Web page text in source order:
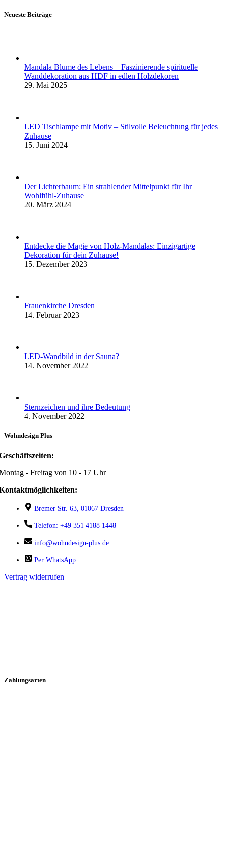
Neueste Beiträge
Mandala Blume des Lebens – Faszinierende spirituelle
Wanddekoration aus HDF in edlen Holzdekoren
29. Mai 2025
LED Tischlampe mit Motiv – Stilvolle Beleuchtung für jedes
Zuhause
15. Juni 2024
Der Lichterbaum: Ein strahlender Mittelpunkt für Ihr
Wohlfühl-Zuhause
20. März 2024
Entdecke die Magie von Holz-Mandalas: Einzigartige
Dekoration für dein Zuhause!
15. Dezember 2023
Frauenkirche Dresden
14. Februar 2023
LED-Wandbild in der Sauna?
14. November 2022
Sternzeichen und ihre Bedeutung
4. November 2022
Wohndesign Plus
- Freitag von 10 - 17 Uhr
Bremer Str. 63, 01067 Dresden
Telefon: +49 351 4188 1448
info@wohndesign-plus.de
Per WhatsApp
Vertrag widerrufen
Zahlungsarten